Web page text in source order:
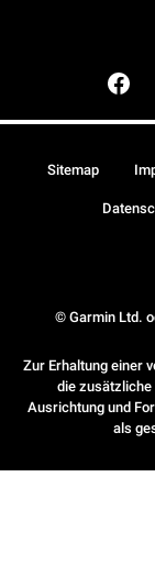
© Garmin Ltd.
Zur Erhaltung einer
die zusätzliche
Ausrichtung und
als
Sitemap